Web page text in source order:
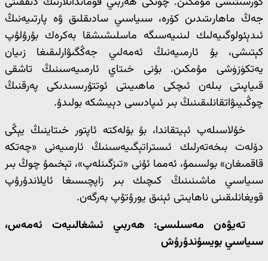
جەڭ ماھارىتىدىن كۆرە، سىياسىي سادىقلىق ۋە پارتىيەنىڭ
ئىدېئولوگىيەلىك لىنىيەسىگە ماسلىشىشقا بەكرەك بۇرۇلۇپ
كېتىشى، بۇ ئارمىيەنىڭ ئەمەلىي جەڭگىۋارلىقىغا زىيان
يەتكۈزۈشى مۇمكىن. بۇنى خىتاي ئارمىيەسىنىڭ تاشقى
قىياپىتى بىلەن ئىچكى ماھىيىتى ئوتتۇرىسىدىكى پەرقنىڭ
چوڭىيىۋاتقانلىقىنىڭ بىر ئىپادىسى دېيىشكە بولىدۇ.
خۇلاسىلەپ ئېيتقاندا، بۇ بۆلەكتە ئاپتور خىتاينىڭ يېڭى
دۆلەت بىخەتەرلىك ئىستراتېگىيەسىنىڭ ئارمىيەنى «چەتكە
قاقمىغان» بولسىمۇ، ئەمما ئۇنى «تىزگىنلەپ»، تېخىمۇ چوڭ بىر
سىياسىي ماشىنىنىڭ كىچىك بىر زاپچىسىغا ئايلاندۇرۇپ
قويغانلىقىنى ناھايىتى ئېنىق يورۇتۇپ بەرگەن.
تەيۋەن مەسىلىسى: ھەربىي ئىشغالىيەت ئەمەس،
سىياسىي بويسۇندۇرۇش